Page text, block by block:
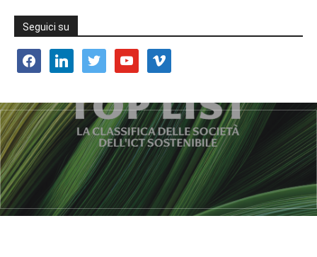
Seguici su
facebooklinkedin twitter youtube vimeo